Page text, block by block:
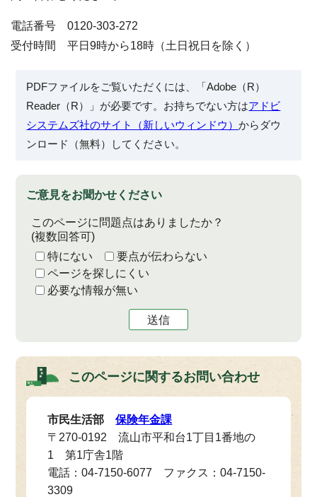
電話番号 0120-303-272
受付時間 平日9時から18時（土日祝日を除く）
PDFファイルをご覧いただくには、「Adobe（R）
Reader（R）」が必要です。お持ちでない方はアドビ
システムズ社のサイト（新しいウィンドウ）からダウ
ンロード（無料）してください。
ご意見をお聞かせください
このページに問題点はありましたか？
(複数回答可)
特にない
要点が伝わらない
ページを探しにくい
必要な情報が無い
送信
このページに関するお問い合わせ
市民生活部保険年金課
〒270-0192 流山市平和台1丁目1番地の
1 第1庁舎1階
電話：04-7150-6077 ファクス：04-7150-
3309